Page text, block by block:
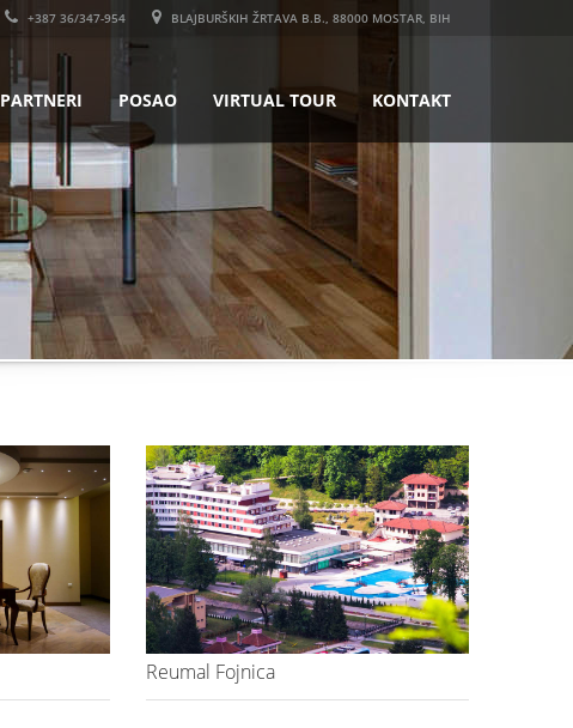
+387 36/347-954 BLAJBURŠKIH ŽRTAVA B.B., 88000 MOSTAR, BIH
PARTNERI POSAO VIRTUAL TOUR KONTAKT
Reumal Fojnica